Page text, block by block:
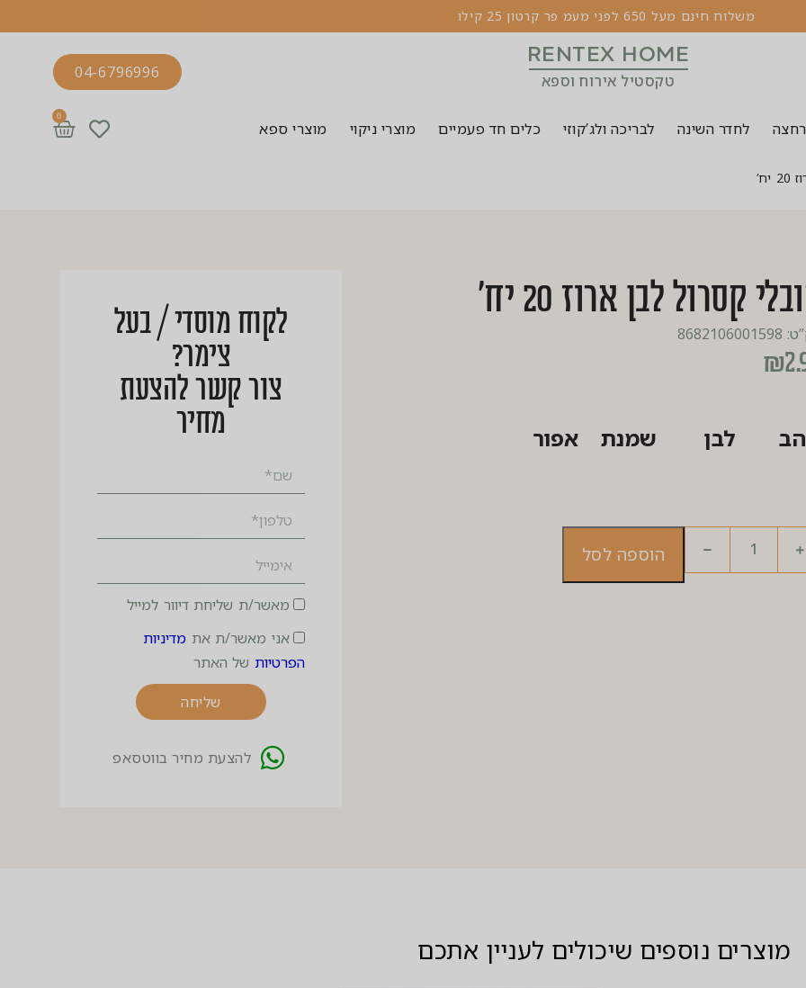
משלוח חינם מעל 0
5
6 לפני מעמ פר קרטון 5
2 קילו
RENTEX HOME
טקסטיל אירוח וספא 04-6796996
לחדר השינה לבריכה ולג’קוזי כלים חד פעמיים מוצרי ניקוי מוצרי ספא
0
קסרול לבן ארוז 20 יח’
₪
לבן שמנת אפור
הוספה לסל
לקוח מוסדי / בעל
צימר?
צור קשר להצעת
מחיר
מאשר/ת שליחת דיוור למייל
אני מאשר/ת את מדיניות
הפרטיות של האתר
שליחה
להצעת מחיר בווטסאפ
מוצרים נוספים שיכולים לעניין אתכם